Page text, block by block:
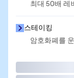
최대 50배 레
스테이킹
암호화폐를